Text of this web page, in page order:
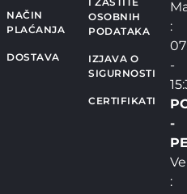
NAČIN
PLAĆANJA
DOSTAVA
OSOBNIH
PODATAKA
IZJAVA O
SIGURNOSTI
CERTIFIKATI
:
-
-
: